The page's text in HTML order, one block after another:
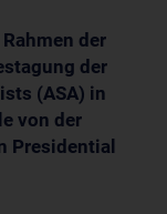
der
der
(ASA) in
von der
Presidential